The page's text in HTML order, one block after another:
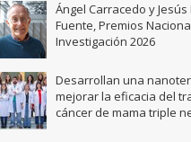
Ángel Carracedo y
Fuente, Premios
Investigación 2026
Desarrollan una
mejorar la eficacia del
cáncer de mama triple